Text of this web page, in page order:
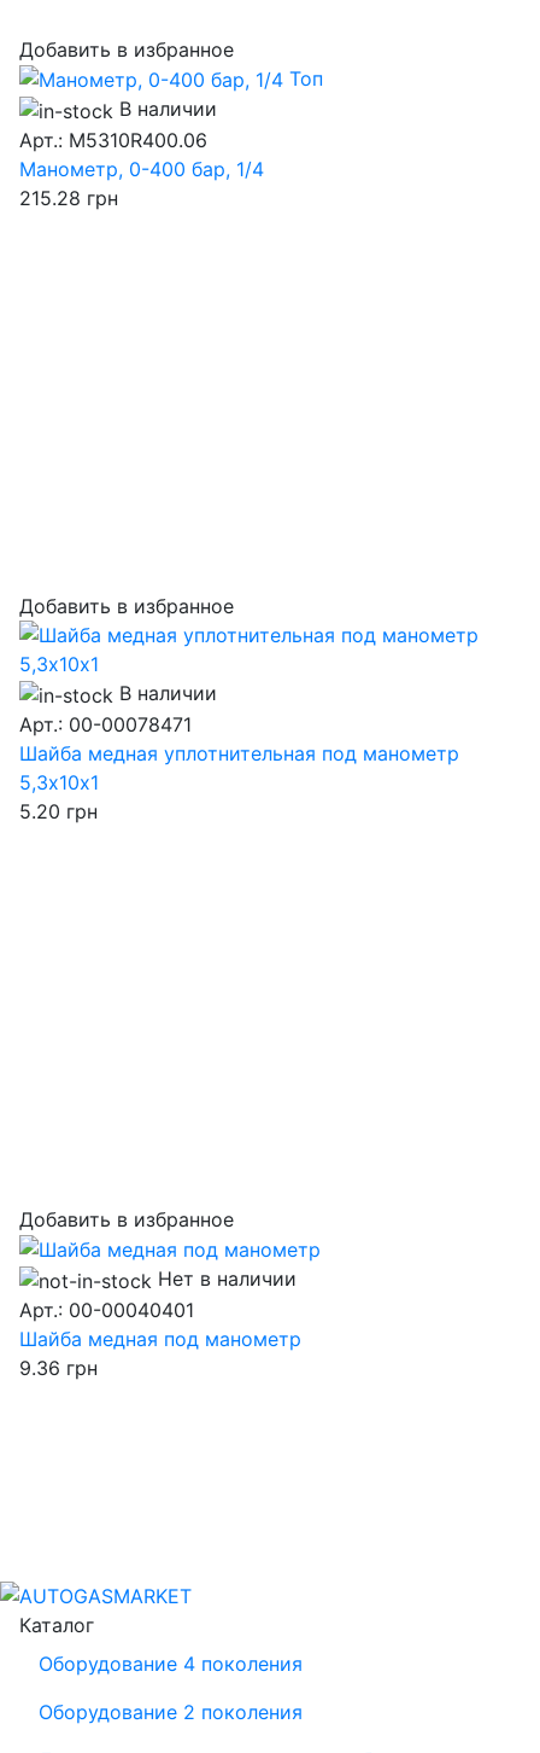
Добавить в избранное
Топ
В наличии
Арт.: M5310R400.06
Манометр, 0-400 бар, 1/4
215.28 грн
Добавить в избранное
В наличии
Арт.: 00-00078471
Шайба медная уплотнительная под манометр
5,3х10х1
5.20 грн
Добавить в избранное
Нет в наличии
Арт.: 00-00040401
Шайба медная под манометр
9.36 грн
Каталог
Оборудование 4 поколения
Оборудование 2 поколения